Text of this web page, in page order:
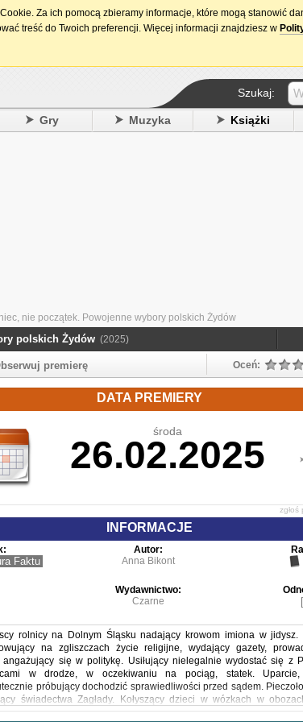
15. urodziny
Szukaj:
Gry Muzyka Książki
nie początek. Powojenne wybory polskich Żydów
polskich Żydów (2025)
premierę Oceń:
DATA PREMIERY
środa
26.02.2025
zgłoś
INFORMACJE
Faktu
Autor:
Anna Bikont
Wydawnictwo:
Czarne
rolnicy na Dolnym Śląsku nadający krowom imiona w jidysz.
na zgliszczach życie religijne, wydający gazety,
angażujący się w politykę. Usiłujący nielegalnie wydostać się z
w drodze, w oczekiwaniu na pociąg, statek.
próbujący dochodzić sprawiedliwości przed sądem.
świadectwa Zagłady. Kołyszący dzieci w wózkach w
Planujący zatruć wodę w niemieckich miastach.
Za ich pomocą zbieramy informacje, które mogą stanowić
treść do Twoich preferencji. Więcej informacji znajdziesz w